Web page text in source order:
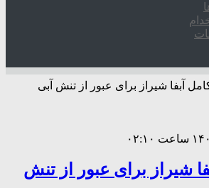
آبفا شیراز برای عبور از تنش آبی
شیراز برای عبور از تنش